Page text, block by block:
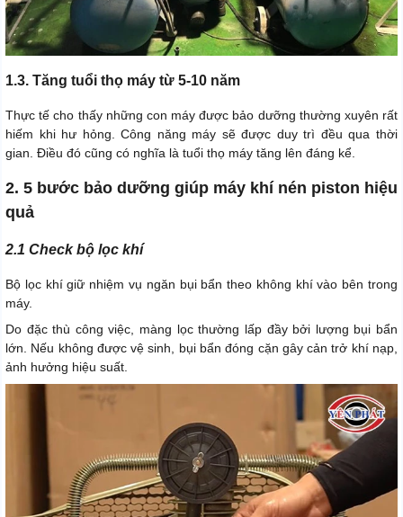
1.3. Tăng tuổi thọ máy từ 5-10 năm
Thực tế cho thấy những con máy được bảo dưỡng thường xuyên rất
hiếm khi hư hỏng. Công năng máy sẽ được duy trì đều qua thời
gian. Điều đó cũng có nghĩa là tuổi thọ máy tăng lên đáng kể.
2. 5 bước bảo dưỡng giúp máy khí nén piston hiệu
quả
2.1 Check bộ lọc khí
Bộ lọc khí giữ nhiệm vụ ngăn bụi bẩn theo không khí vào bên trong
máy.
Do đặc thù công việc, màng lọc thường lấp đầy bởi lượng bụi bẩn
lớn. Nếu không được vệ sinh, bụi bẩn đóng cặn gây cản trở khí nạp,
ảnh hưởng hiệu suất.